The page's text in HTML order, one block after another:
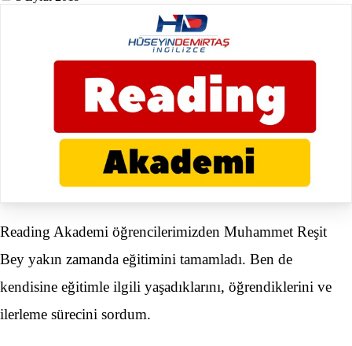
Reading Akademi öğrencilerimizden Muhammet Reşit
Bey yakın zamanda eğitimini tamamladı. Ben de
kendisine eğitimle ilgili yaşadıklarını, öğrendiklerini ve
ilerleme sürecini sordum.